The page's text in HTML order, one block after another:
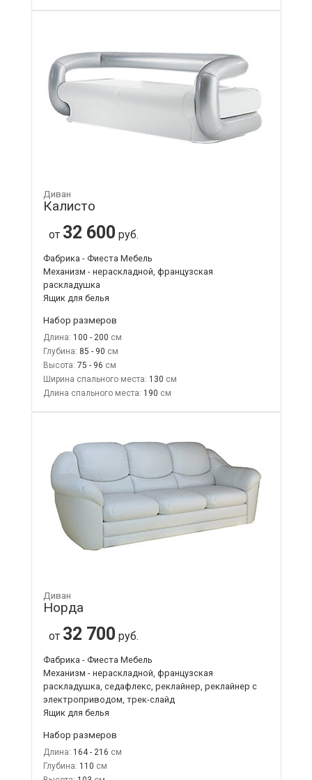
Диван
Калисто
от 32 600 руб.
Фабрика - Фиеста Мебель
Механизм - нераскладной, французская
раскладушка
Ящик для белья
Набор размеров
Длина: 100 - 200
Глубина: 85 - 90
Высота: 75 - 96
Ширина спального места: 130
Длина спального места: 190
Диван
Норда
от 32 700 руб.
Фабрика - Фиеста Мебель
Механизм - нераскладной, французская
раскладушка, седафлекс, реклайнер, реклайнер с
электроприводом, трек-слайд
Ящик для белья
Набор размеров
Длина: 164 - 216
Глубина: 110